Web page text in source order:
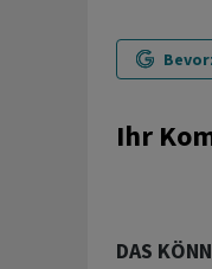
Ihr
DAS